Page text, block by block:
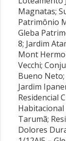
Magnatas;
Patrimônio
Gleba
8; Jardim
Mont
Vecchi;
Bueno
Jardim
Residencial
Habitacional
Tarumã;
Dolores